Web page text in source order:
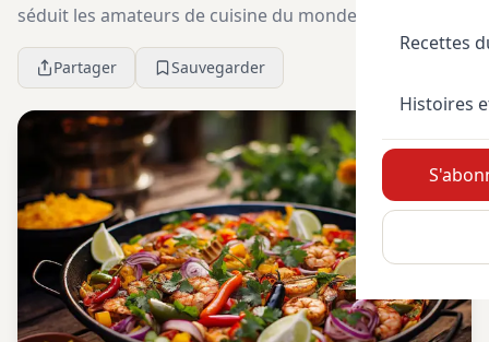
Recettes
Histoires
séduit les amateurs de cuisine du monde entier,
curieux aussi de la gastronomie portugaise, par ses...
Partager Sauvegarder